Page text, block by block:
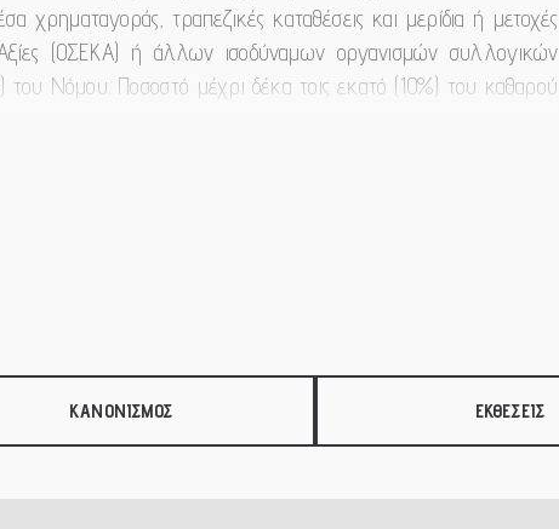
χρηματαγοράς, τραπεζικές καταθέσεις και μερίδια ή μετοχές
(ΟΣΕΚΑ) ή άλλων ισοδύναμων οργανισμών συλλογικών
Νόμου. Ποσοστό μέχρι δέκα τοις εκατό (10%) του καθαρού
επενδύει κυρίως σε ομόλογα ανεξαρτήτως πιστοληπτικής
Ως εκ τούτου, κατά την έναρξη των επενδύσεων του
του θα είναι περίπου αντίστοιχη με την καθορισθείσα
τα 2 έτη και 6 μήνες. Η επενδυτική στρατηγική του Αμοιβαίου
ΚΑΝΟΝΙΣΜΟΣ ΕΚΘΕΣΕΙΣ